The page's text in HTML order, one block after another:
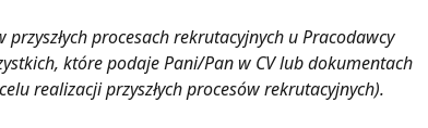
przyszłych procesach rekrutacyjnych u Pracodawcy
które podaje Pani/Pan w CV lub dokumentach
realizacji przyszłych procesów rekrutacyjnych).